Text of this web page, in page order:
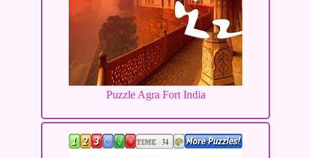
Puzzle Agra Fort India